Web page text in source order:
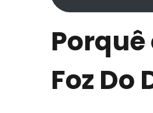
Foz Do